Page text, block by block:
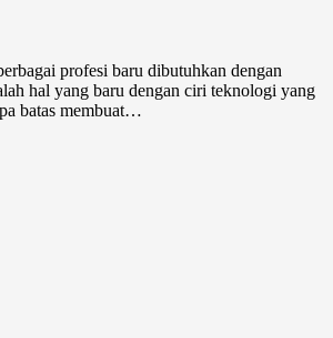
profesi baru dibutuhkan dengan
hal yang baru dengan ciri teknologi yang
batas membuat…